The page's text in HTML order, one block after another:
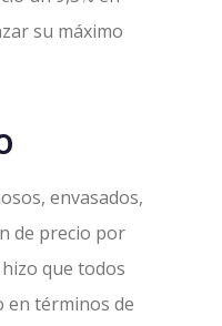
su máximo
envasados,
de precio por
que todos
en términos de